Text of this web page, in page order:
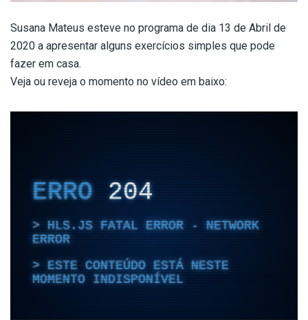
Susana Mateus esteve no programa de dia 13 de Abril de
2020 a apresentar alguns exercícios simples que pode
fazer em casa.
Veja ou reveja o momento no vídeo em baixo: